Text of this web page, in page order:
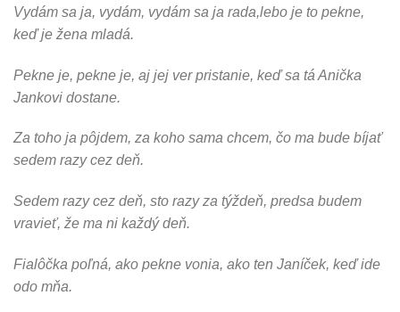
Vydám sa ja, vydám, vydám sa ja rada,lebo je to pekne,
keď je žena mladá.
Pekne je, pekne je, aj jej ver pristanie, keď sa tá Anička
Jankovi dostane.
Za toho ja pôjdem, za koho sama chcem, čo ma bude bíjať
sedem razy cez deň.
Sedem razy cez deň, sto razy za týždeň, predsa budem
vravieť, že ma ni každý deň.
Fialôčka poľná, ako pekne vonia, ako ten Janíček, keď ide
odo mňa.